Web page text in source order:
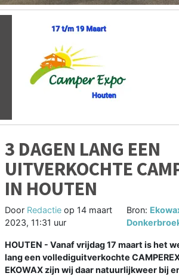
3 DAGEN LANG EEN
UITVERKOCHTE
IN HOUTEN
Door Redactie op 14 maart
2023, 11:31 uur
Bron:
HOUTEN - Vanaf vrijdag 17 maart is het
lang een vollediguitverkochte
EKOWAX zijn wij daar natuurlijkweer bij